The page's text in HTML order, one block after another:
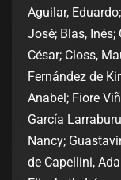
Aguilar,
José; Blas,
César; Closs,
Fernández de
Anabel; Fiore
García
Nancy;
de Capellini,